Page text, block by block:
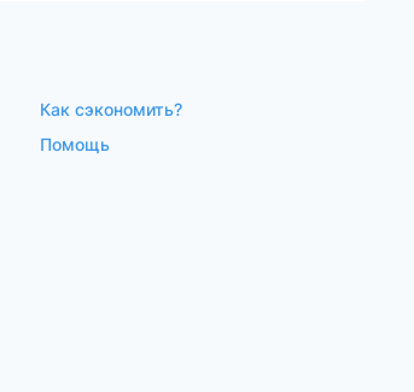
Как сэкономить?
Помощь